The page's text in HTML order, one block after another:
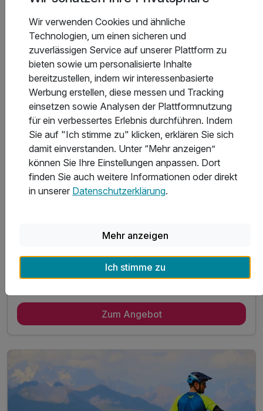
inkl. W-Lan Nutzung
* alkoholfreie Alternative möglich
Verfügbar bis Dezember
3 Tage | 2 Nächte
135 €
270 €
Hotel Sonnenhof - Tante ALMA's Sommerfrische
Abenteuer Bayerischer Wald - Urlaub mit Hund inkl.
HP | 3 Tage
2 Übernachtungen inklusive Übernachtung des Hundes
inkl. Hundedecke, Futter- & Trinknapf a. Leihbasis
Alle Inklusivleistungen 11 enthalten
2 x reichhaltiges Frühstück vom Buffet
täglich Kaffeekränzchen im Hotel
mit jeweils einem Kaffee und einem Stück Kuchen
1 x Eierlikör zur Begrüßung*
Zum Angebot
Wir verwenden Cookies und ähnliche
Technologien, um einen sicheren und
zuverlässigen Service auf unserer Plattform zu
bieten sowie um personalisierte Inhalte
bereitzustellen, indem wir interessenbasierte
Werbung erstellen, diese messen und Tracking
einsetzen sowie Analysen der Plattformnutzung
für ein verbessertes Erlebnis durchführen. Indem
Sie auf "Ich stimme zu" klicken, erklären Sie sich
damit einverstanden. Unter “Mehr anzeigen”
können Sie Ihre Einstellungen anpassen. Dort
finden Sie auch weitere Informationen oder direkt
in unserer Datenschutzerklärung.
Mehr anzeigen
Ich stimme zu